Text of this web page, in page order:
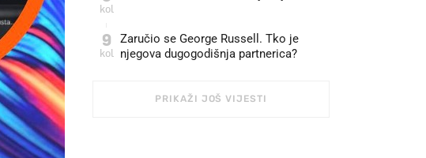
kol
9
kol
Zaručio se George Russell. Tko je
njegova dugogodišnja partnerica?
PRIKAŽI JOŠ VIJESTI